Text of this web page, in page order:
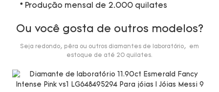
* Produção mensal de 2.000 quilates
Ou você gosta de outros modelos?
Seja redondo, pêra ou outros diamantes de laboratório, em
estoque de até 20 quilates.